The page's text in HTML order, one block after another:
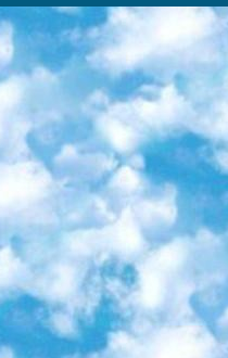
школа для глухих и слабослышащих детей. и экзамены в интернатах и быть реализован в виде письменного теста по математике. 11. Специальность для умственно отсталых детей. Для 9 класса Родной язык и литературное письмо Государственный язык (язык обучения – узбекский). для неклассов) написано Математическое письмо Письменная/устная история Узбекистана Физическое воспитание практично Итоговый контроль Для 11 класса Написание родного языка и литературы (эссе) Математическое письмо Узбекский язык (обучение на узбекском языке) не посещающее общее среднее образование для учреждений)/Образовательное учреждение выбор письменный и устный Иностранный язык письменный/устный Письменная/устная история Узбекистана *По выбору студента:  Химия  Физика  Основы государственного права  География 10 бесплатных образовательных ресурсов - Мы составили подборку онлайн-проектов с интерактивными упражнениями, видеолекциями и статьями. Они помогут вам обрести новые и освежить старые знания бесплатно. 1. «ИНТУИТ» Старейшая образовательная площадка Рунета. Здесь вы найдёте сотни текстовых и видеокурсов на десятки различных тем — от программирования до психологии. Многие курсы подготовлены российскими университетами и крупными международными компаниями вроде Intel и Microsoft. Самостоятельное обучение бесплатное, но желающие могут оплатить услуги персональных наставников. 2. «Смартия» знакомит с актуальными профессиями и подсказывает, как им обучаться. Выбрав заинтересовавшую вас специальность — SMM-специалист, фотограф, веб-дизайнер или другую, — увидите список необходимых для неё умений. Чтобы вы могли освоить их самостоятельно, для каждого умения площадка отображает подборку ссылок на учебные материалы. Хотя «Смартия» ориентируется на русскоязычную аудиторию, часть контента всё же доступна только на английском. 3. «Лекторий Физтеха» Проект Московского физико-технического института (Физтеха). С его помощью вы можете смотреть онлайн серии лекций, записанные